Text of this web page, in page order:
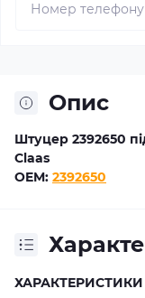
Опис
Штуцер 2392650
Claas
OEM: 2392650
ХАРАКТЕРИСТИКИ